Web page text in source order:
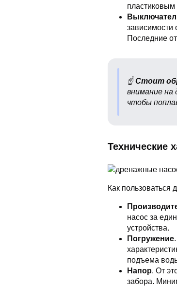
пластиковым
зависимости
Последние
☝ Стоит
внимание на
чтобы
Технические
Как
насос за
устройства.
Погружение
подъема
Напор. От
забора.